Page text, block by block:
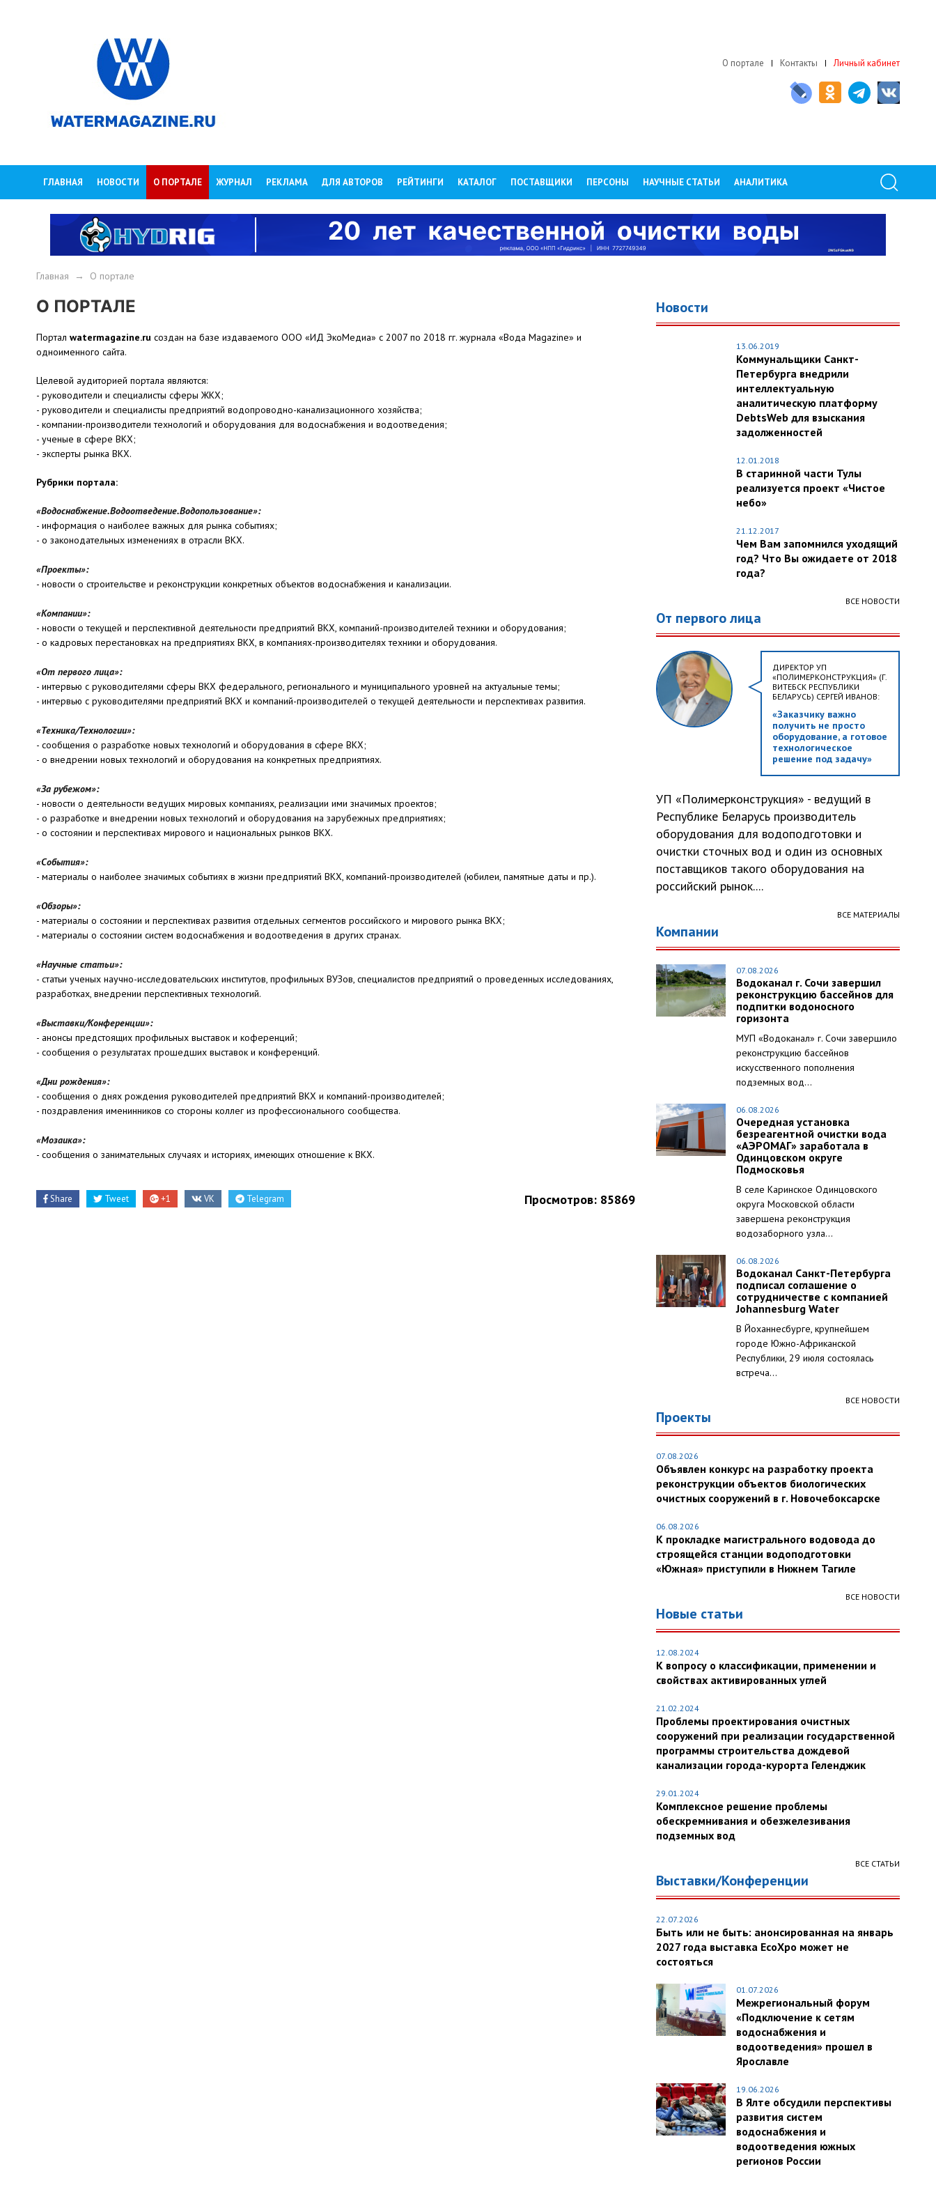
О портале Контакты Личный кабинет
ГЛАВНАЯ НОВОСТИ О ПОРТАЛЕ ЖУРНАЛ РЕКЛАМА ДЛЯ АВТОРОВ РЕЙТИНГИ КАТАЛОГ ПОСТАВЩИКИ ПЕРСОНЫ НАУЧНЫЕ СТАТЬИ АНАЛИТИКА
Главная → О портале
О ПОРТАЛЕ
Портал watermagazine.ru создан на базе издаваемого ООО «ИД ЭкоМедиа» с 2007 по 2018 гг. журнала «Вода Magazine» и
одноименного сайта.
Целевой аудиторией портала являются:
- руководители и специалисты сферы ЖКХ;
- руководители и специалисты предприятий водопроводно-канализационного хозяйства;
- компании-производители технологий и оборудования для водоснабжения и водоотведения;
- ученые в сфере ВКХ;
- эксперты рынка ВКХ.
Рубрики портала:
«Водоснабжение.Водоотведение.Водопользование»:
- информация о наиболее важных для рынка событиях;
- о законодательных изменениях в отрасли ВКХ.
«Проекты»:
- новости о строительстве и реконструкции конкретных объектов водоснабжения и канализации.
«Компании»:
- новости о текущей и перспективной деятельности предприятий ВКХ, компаний-производителей техники и оборудования;
- о кадровых перестановках на предприятиях ВКХ, в компаниях-производителях техники и оборудования.
«От первого лица»:
- интервью с руководителями сферы ВКХ федерального, регионального и муниципального уровней на актуальные темы;
- интервью с руководителями предприятий ВКХ и компаний-производителей о текущей деятельности и перспективах развития.
«Техника/Технологии»:
- сообщения о разработке новых технологий и оборудования в сфере ВКХ;
- о внедрении новых технологий и оборудования на конкретных предприятиях.
«За рубежом»:
- новости о деятельности ведущих мировых компаниях, реализации ими значимых проектов;
- о разработке и внедрении новых технологий и оборудования на зарубежных предприятиях;
- о состоянии и перспективах мирового и национальных рынков ВКХ.
«События»:
- материалы о наиболее значимых событиях в жизни предприятий ВКХ, компаний-производителей (юбилеи, памятные даты и пр.).
«Обзоры»:
- материалы о состоянии и перспективах развития отдельных сегментов российского и мирового рынка ВКХ;
- материалы о состоянии систем водоснабжения и водоотведения в других странах.
«Научные статьи»:
- статьи ученых научно-исследовательских институтов, профильных ВУЗов, специалистов предприятий о проведенных исследованиях,
разработках, внедрении перспективных технологий.
«Выставки/Конференции»:
- анонсы предстоящих профильных выставок и коференций;
- сообщения о результатах прошедших выставок и конференций.
«Дни рождения»:
- сообщения о днях рождения руководителей предприятий ВКХ и компаний-производителей;
- поздравления именинников со стороны коллег из профессионального сообщества.
«Мозаика»:
- сообщения о занимательных случаях и историях, имеющих отношение к ВКХ.
Share Tweet +1 VK Telegram Просмотров: 85869
Новости
13.06.2019
Коммунальщики Санкт-
Петербурга внедрили
интеллектуальную
аналитическую платформу
DebtsWeb для взыскания
задолженностей
12.01.2018
В старинной части Тулы
реализуется проект «Чистое
небо»
21.12.2017
Чем Вам запомнился уходящий
год? Что Вы ожидаете от 2018
года?
ВСЕ НОВОСТИ
От первого лица
ДИРЕКТОР УП
«ПОЛИМЕРКОНСТРУКЦИЯ» (Г.
ВИТЕБСК РЕСПУБЛИКИ
БЕЛАРУСЬ) СЕРГЕЙ ИВАНОВ:
«Заказчику важно
получить не просто
оборудование, а готовое
технологическое
решение под задачу»
УП «Полимерконструкция» - ведущий в
Республике Беларусь производитель
оборудования для водоподготовки и
очистки сточных вод и один из основных
поставщиков такого оборудования на
российский рынок....
ВСЕ МАТЕРИАЛЫ
Компании
07.08.2026
Водоканал г. Сочи завершил
реконструкцию бассейнов для
подпитки водоносного
горизонта
МУП «Водоканал» г. Сочи завершило
реконструкцию бассейнов
искусственного пополнения
подземных вод...
06.08.2026
Очередная установка
безреагентной очистки вода
«АЭРОМАГ» заработала в
Одинцовском округе
Подмосковья
В селе Каринское Одинцовского
округа Московской области
завершена реконструкция
водозаборного узла...
06.08.2026
Водоканал Санкт-Петербурга
подписал соглашение о
сотрудничестве с компанией
Johannesburg Water
В Йоханнесбурге, крупнейшем
городе Южно-Африканской
Республики, 29 июля состоялась
встреча...
ВСЕ НОВОСТИ
Проекты
07.08.2026
Объявлен конкурс на разработку проекта
реконструкции объектов биологических
очистных сооружений в г. Новочебоксарске
06.08.2026
К прокладке магистрального водовода до
строящейся станции водоподготовки
«Южная» приступили в Нижнем Тагиле
ВСЕ НОВОСТИ
Новые статьи
12.08.2024
К вопросу о классификации, применении и
свойствах активированных углей
21.02.2024
Проблемы проектирования очистных
сооружений при реализации государственной
программы строительства дождевой
канализации города-курорта Геленджик
29.01.2024
Комплексное решение проблемы
обескремнивания и обезжелезивания
подземных вод
ВСЕ СТАТЬИ
Выставки/Конференции
22.07.2026
Быть или не быть: анонсированная на январь
2027 года выставка EcoXpo может не
состояться
01.07.2026
Межрегиональный форум
«Подключение к сетям
водоснабжения и
водоотведения» прошел в
Ярославле
19.06.2026
В Ялте обсудили перспективы
развития систем
водоснабжения и
водоотведения южных
регионов России